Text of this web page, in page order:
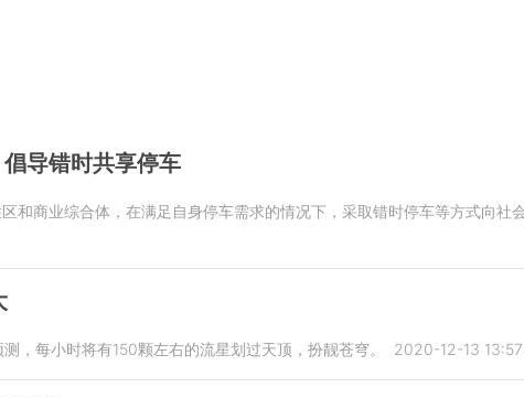
导错时共享停车
和商业综合体，在满足自身停车需求的情况下，采取错时停车等方式向社
，每小时将有150颗左右的流星划过天顶，扮靓苍穹。 2020-12-13